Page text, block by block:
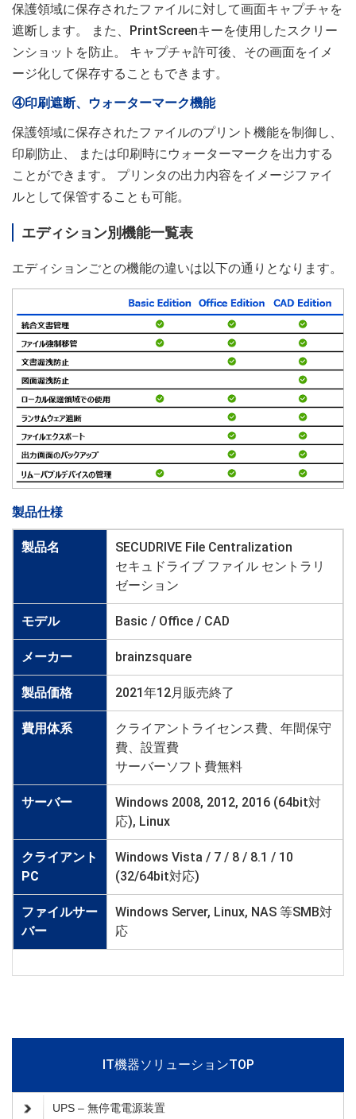
保護領域に保存されたファイルに対して画面キャプチャを
遮断します。 また、PrintScreenキーを使用したスクリー
ンショットを防止。 キャプチャ許可後、その画面をイメ
ージ化して保存することもできます。
④印刷遮断、ウォーターマーク機能
保護領域に保存されたファイルのプリント機能を制御し、
印刷防止、 または印刷時にウォーターマークを出力する
ことができます。 プリンタの出力内容をイメージファイ
ルとして保管することも可能。
エディション別機能一覧表
エディションごとの機能の違いは以下の通りとなります。
製品仕様
製品名
SECUDRIVE File Centralization
セキュドライブ ファイル セントラリ
ゼーション
モデル Basic / Office / CAD
メーカー brainzsquare
製品価格 2021年12月販売終了
費用体系
クライアントライセンス費、年間保守
費、設置費
サーバーソフト費無料
サーバー
Windows 2008, 2012, 2016 (64bit対
応), Linux
クライアント
PC
Windows Vista / 7 / 8 / 8.1 / 10
(32/64bit対応)
ファイルサー
バー
Windows Server, Linux, NAS 等SMB対
応
IT機器ソリューションTOP
UPS – 無停電電源装置